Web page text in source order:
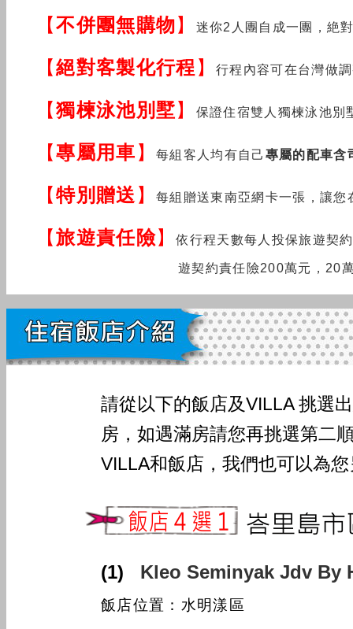
【不併團無購物】 迷你2人團自成一團，絶
【絕對客製化行程 】行程內容可在台灣做
【獨楝泳池別墅】 保證住宿雙人獨楝泳池別
【專屬用車 】每組客人均有自己 專屬的配車含
【特別贈送 】每組贈送東南亞網卡一張，讓
【旅遊責任險】依行程天數每 人 投保旅遊契
遊契約責任險200萬元，20
請從以下的飯店及VILLA 挑選
房，如遇滿房請您再挑選第二
VILLA和飯店，我們也可以為
(1) Kleo Seminyak Jdv By
飯店位置：水明漾區